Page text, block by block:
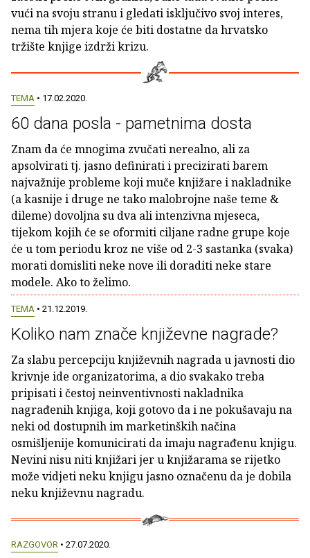
vući na svoju stranu i gledati isključivo svoj interes,
nema tih mjera koje će biti dostatne da hrvatsko
tržište knjige izdrži krizu.
TEMA • 17.02.2020.
60 dana posla - pametnima dosta
Znam da će mnogima zvučati nerealno, ali za
apsolvirati tj. jasno definirati i precizirati barem
najvažnije probleme koji muče knjižare i nakladnike
(a kasnije i druge ne tako malobrojne naše teme &
dileme) dovoljna su dva ali intenzivna mjeseca,
tijekom kojih će se oformiti ciljane radne grupe koje
će u tom periodu kroz ne više od 2-3 sastanka (svaka)
morati domisliti neke nove ili doraditi neke stare
modele. Ako to želimo.
TEMA • 21.12.2019.
Koliko nam znače književne nagrade?
Za slabu percepciju književnih nagrada u javnosti dio
krivnje ide organizatorima, a dio svakako treba
pripisati i čestoj neinventivnosti nakladnika
nagrađenih knjiga, koji gotovo da i ne pokušavaju na
neki od dostupnih im marketinških načina
osmišljenije komunicirati da imaju nagrađenu knjigu.
Nevini nisu niti knjižari jer u knjižarama se rijetko
može vidjeti neku knjigu jasno označenu da je dobila
neku književnu nagradu.
RAZGOVOR • 27.07.2020.